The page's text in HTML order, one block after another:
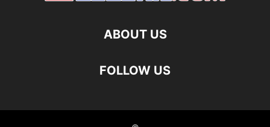
ABOUT US
FOLLOW US